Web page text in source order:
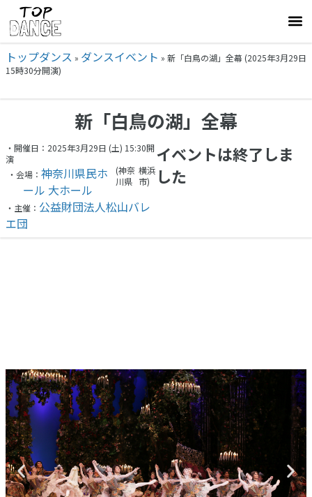
トップダンス » ダンスイベント » 新「白鳥の湖」全幕 (2025年3月29日
15時30分開演)
新「白鳥の湖」全幕
・開催日：2025年3月29日 (土) 15:30開
演
・会場：神奈川県民ホ
ール 大ホール​
(神奈
川県
横浜
市)
・主催： 公益財団法人松山バレ
エ団
イベントは終了しま
した